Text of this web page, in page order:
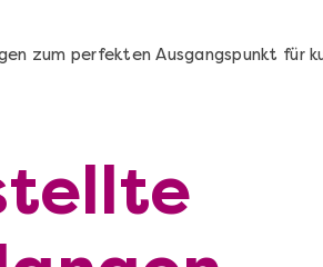
zum perfekten Ausgangspunkt für